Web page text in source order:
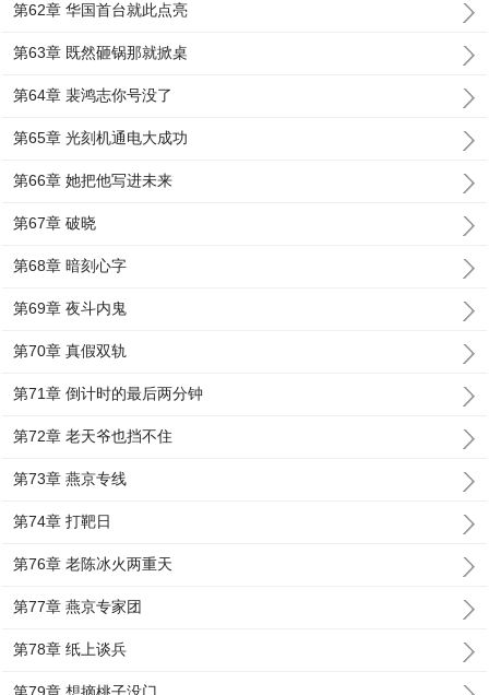
第62章 华国首台就此点亮
第63章 既然砸锅那就掀桌
第64章 裴鸿志你号没了
第65章 光刻机通电大成功
第66章 她把他写进未来
第67章 破晓
第68章 暗刻心字
第69章 夜斗内鬼
第70章 真假双轨
第71章 倒计时的最后两分钟
第72章 老天爷也挡不住
第73章 燕京专线
第74章 打靶日
第76章 老陈冰火两重天
第77章 燕京专家团
第78章 纸上谈兵